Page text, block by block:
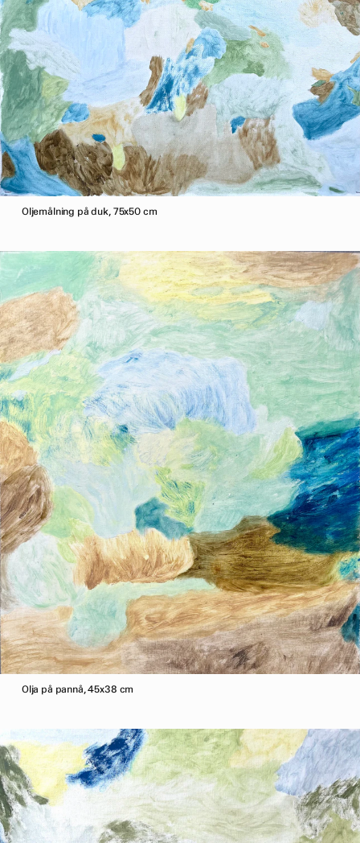
Oljemålning på duk, 75x50 cm
Olja på pannå, 45x38 cm